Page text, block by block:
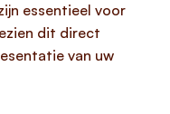
essentieel voor
dit direct
van uw